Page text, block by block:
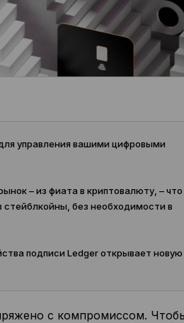
управления вашими цифровыми
– из фиата в криптовалюту, – что
стейблкойны, без необходимости в
подписи Ledger открывает новую
с компромиссом.